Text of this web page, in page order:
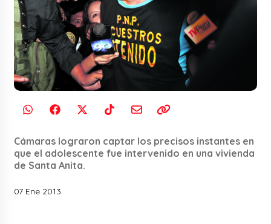
Cámaras lograron captar los precisos instantes en
que el adolescente fue intervenido en una vivienda
de Santa Anita.
07 Ene 2013